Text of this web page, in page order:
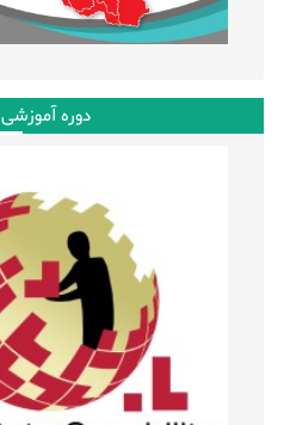
دوره آموزشی PDIA